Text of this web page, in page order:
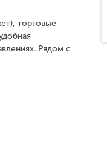
торговые
Рядом с